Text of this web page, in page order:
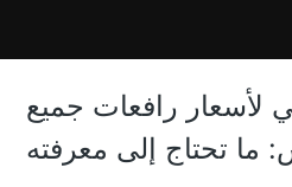
لأسعار رافعات جميع
ما تحتاج إلى معرفته